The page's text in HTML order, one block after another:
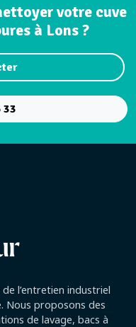
votre cuve
à Lons ?
33
l’entretien industriel
Nous proposons des
de lavage, bacs à